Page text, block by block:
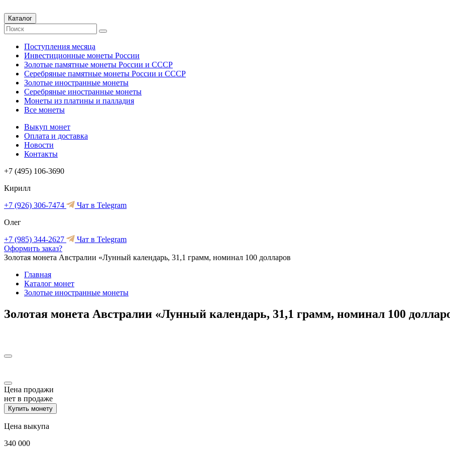
Каталог
Поступления месяца
Инвестиционные монеты России
Золотые памятные монеты России и СССР
Серебряные памятные монеты России и СССР
Золотые иностранные монеты
Серебряные иностранные монеты
Монеты из платины и палладия
Все монеты
Выкуп монет
Оплата и доставка
Новости
Контакты
+7 (495) 106-3690
Кирилл
+7 (926) 306-7474
Чат в Telegram
Олег
+7 (985) 344-2627
Чат в Telegram
Оформить заказ?
Золотая монета Австралии «Лунный календарь, 31,1 грамм, номинал 100 долларов
Главная
Каталог монет
Золотые иностранные монеты
Золотая монета Австралии «Лунный календарь, 31,1 грамм, номинал 100
Цена продажи
нет в продаже
Купить монету
Цена выкупа
340 000